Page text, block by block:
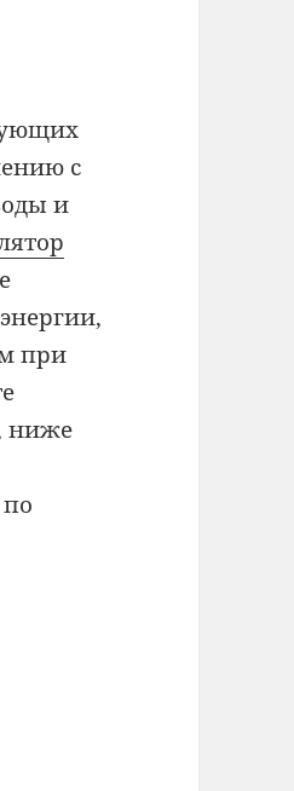
с
и
при
ниже